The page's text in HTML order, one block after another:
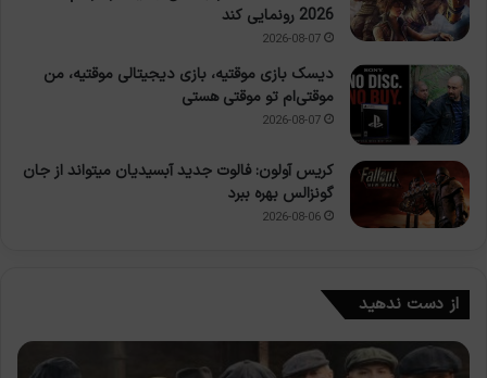
2026 رونمایی کند
2026-08-07
دیسک بازی موقتیه، بازی دیجیتالی موقتیه، من
موقتی‌ام تو موقتی هستی
2026-08-07
کریس آولون: فالوت جدید آبسیدیان میتواند از جان
گونزالس بهره ببرد
2026-08-06
از دست ندهید